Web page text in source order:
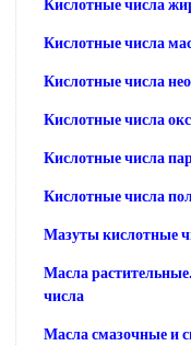
Кислотные числа
Кислотные числа
Кислотные числа
Кислотные числа
Кислотные числа
Кислотные числа
Мазуты кислотные
Масла
числа
Масла смазочные и